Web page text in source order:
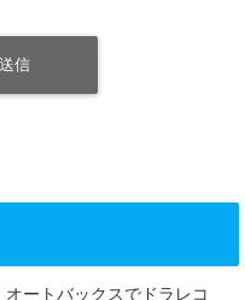
オートバックスでドラレコ